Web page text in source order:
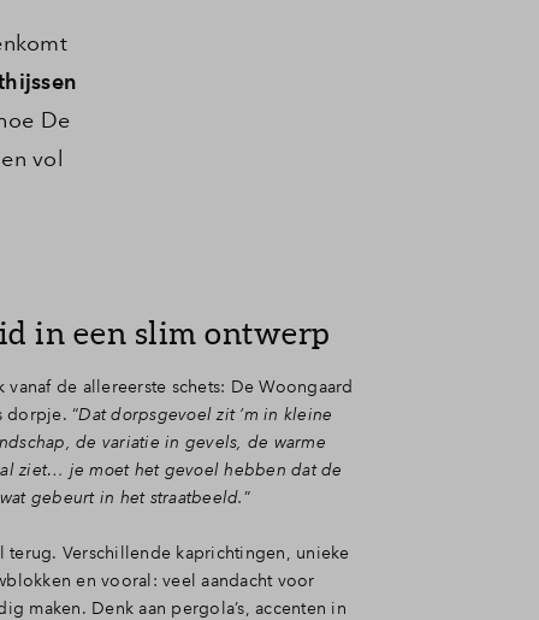
De
vol
in een slim ontwerp
de allereerste schets: De Woongaard
dorpje. “Dat dorpsgevoel zit ’m in kleine
de variatie in gevels, de warme
ziet… je moet het gevoel hebben dat de
gebeurt in het straatbeeld.”
Verschillende kaprichtingen, unieke
en vooral: veel aandacht voor
maken. Denk aan pergola’s, accenten in